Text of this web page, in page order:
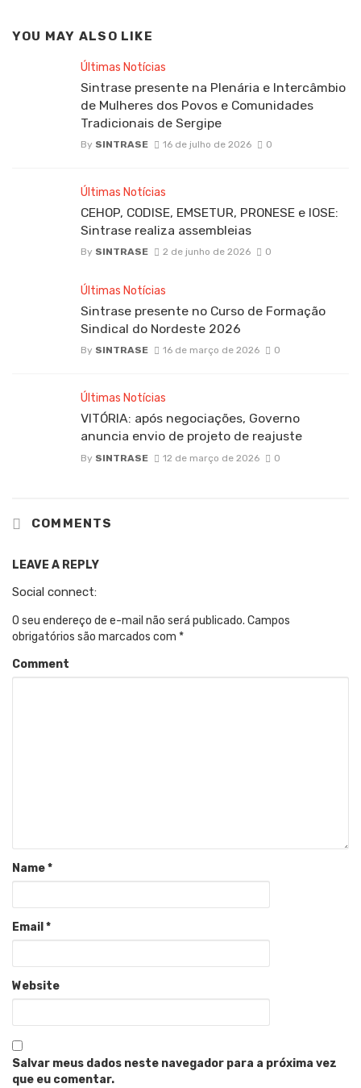
YOU MAY ALSO LIKE
Últimas Notícias
Sintrase presente na Plenária e Intercâmbio
de Mulheres dos Povos e Comunidades
Tradicionais de Sergipe
By SINTRASE 16 de julho de 2026 0
Últimas Notícias
CEHOP, CODISE, EMSETUR, PRONESE e IOSE:
Sintrase realiza assembleias
By SINTRASE 2 de junho de 2026 0
Últimas Notícias
Sintrase presente no Curso de Formação
Sindical do Nordeste 2026
By SINTRASE 16 de março de 2026 0
Últimas Notícias
VITÓRIA: após negociações, Governo
anuncia envio de projeto de reajuste
By SINTRASE 12 de março de 2026 0
COMMENTS
LEAVE A REPLY
Social connect:
O seu endereço de e-mail não será publicado. Campos
obrigatórios são marcados com *
Comment
Name*
Email*
Website
Salvar meus dados neste navegador para a próxima vez
que eu comentar.